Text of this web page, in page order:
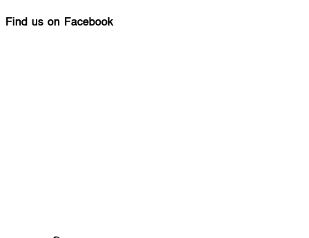
Find us on Facebook